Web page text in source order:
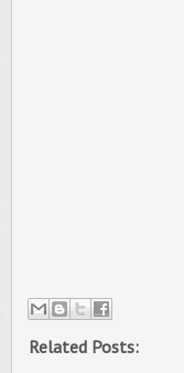
Related Posts: